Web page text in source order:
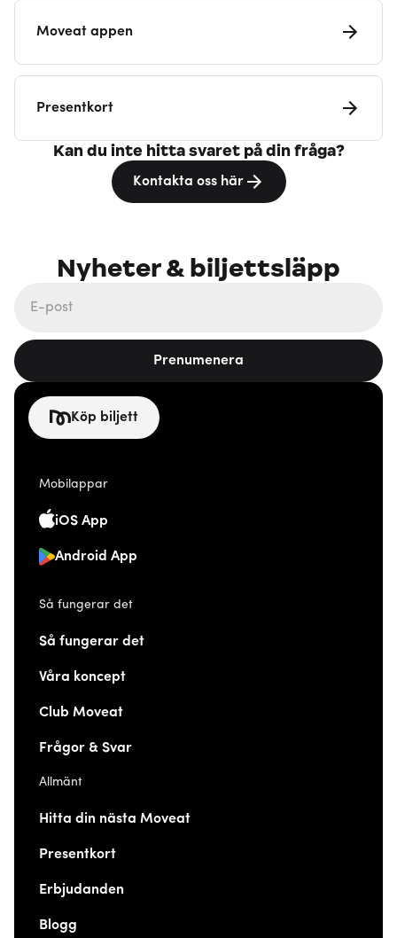
Moveat appen
Presentkort
Kan du inte hitta svaret på din fråga?
Kontakta oss här
Nyheter & biljettsläpp
Prenumenera
Köp biljett
Mobilappar
iOS App
Android App
Så fungerar det
Så fungerar det
Våra koncept
Club Moveat
Frågor & Svar
Allmänt
Hitta din nästa Moveat
Presentkort
Erbjudanden
Blogg